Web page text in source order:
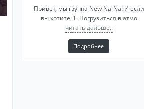
Привет, мы группа New Na-Na! И если
вы хотите: 1. Погрузиться в атмо
читать дальше..
Подробнее